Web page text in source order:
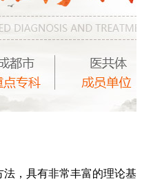
，具有非常丰富的理论基